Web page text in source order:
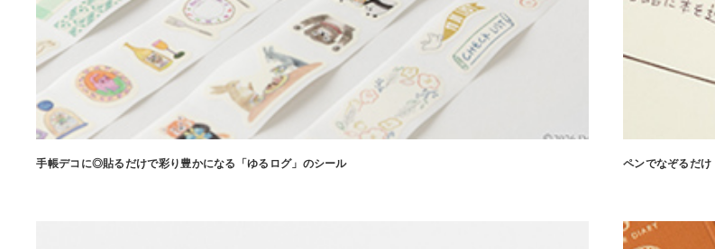
手帳デコに◎貼るだけで彩り豊かになる「ゆるログ」のシール ペンでなぞるだけ